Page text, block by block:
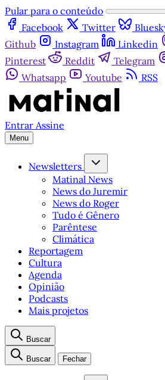
Pular para o conteúdo
Facebook
Twitter
Github
Instagram Linkedin
Pinterest
Reddit Telegram
Whatsapp
Youtube RSS
Entrar Assine
Menu
Newsletters
Matinal News
News do Juremir
News do Roger
Tudo é Gênero
Parêntese
Climática
Reportagem
Cultura
Agenda
Opinião
Podcasts
Mais projetos
Buscar
Buscar Fechar